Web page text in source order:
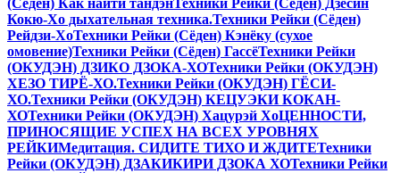
(Сёден) Как найти тандэнТехники Рейки (Сёден) Дзёсин
Кокю-Хо дыхательная техника.Техники Рейки (Сёден)
Рейдзи-ХоТехники Рейки (Сёден) Кэнёку (сухое
омовение)Техники Рейки (Сёден) ГассёТехники Рейки
(ОКУДЭН) ДЗИКО ДЗОКА-ХОТехники Рейки (ОКУДЭН)
ХЕЗО ТИРЁ-ХО.Техники Рейки (ОКУДЭН) ГЁСИ-
ХО.Техники Рейки (ОКУДЭН) КЕЦУЭКИ КОКАН-
ХОТехники Рейки (ОКУДЭН) Хацурэй ХоЦЕННОСТИ,
ПРИНОСЯЩИЕ УСПЕХ НА ВСЕХ УРОВНЯХ
РЕЙКИМедитация. СИДИТЕ ТИХО И ЖДИТЕТехники
Рейки (ОКУДЭН) ДЗАКИКИРИ ДЗОКА ХОТехники Рейки